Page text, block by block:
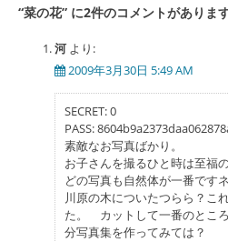
ビ
ゲ
“菜の花” に2件のコメントがありま
河 より:
2009年3月30日 5:49 AM
SECRET: 0
PASS:
素敵なお写真ばかり。
お子さんを撮るひと時は至福
どの写真も自然体が一番ですネ
川原の木についたつらら？こ
た。 カットして一番のとこ
分写真集を作ってみては？